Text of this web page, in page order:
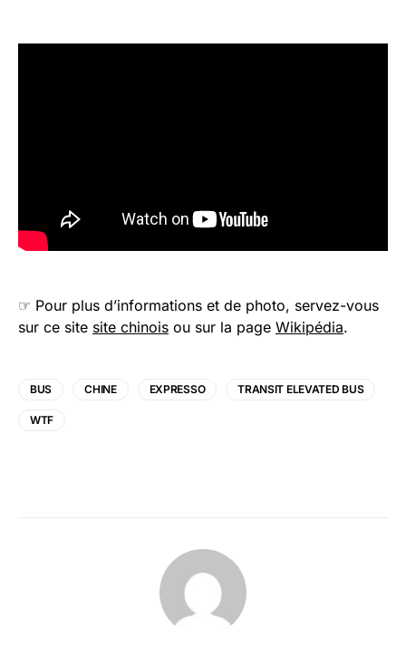
☞ Pour plus d’informations et de photo, servez-vous
sur ce site site chinois ou sur la page Wikipédia.
BUS CHINE EXPRESSO TRANSIT ELEVATED BUS
WTF